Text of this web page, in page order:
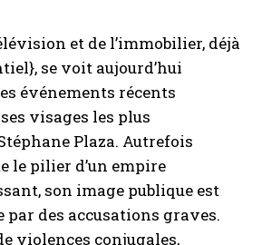
et de l’immobilier, déjà
se voit aujourd’hui
événements récents
visages les plus
Plaza. Autrefois
le pilier d’un empire
son image publique est
des accusations graves.
violences conjugales,